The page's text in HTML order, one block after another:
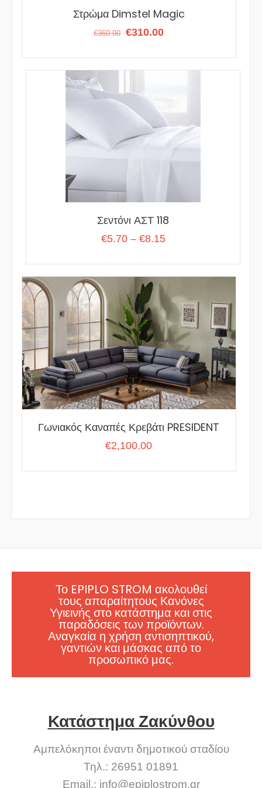
Στρώμα Dimstel Magic
€360.00 Original
€310.00Η
€310.00.
Σεντόνι ΑΣΤ 118
€5.70 – €8.15Price
€8.15
Γωνιακός Καναπές Κρεβάτι PRESIDENT
€2,100.00
Το EPIPLO STROM ακολουθεί
τους απαραίτητους Κανόνες
Υγιεινής στο κατάστημα και στις
παραδόσεις των προϊόντων.
Αναγκαία η χρήση αντισηπτικού,
γαντιών και μάσκας από το
προσωπικό μας.
Κατάστημα Ζακύνθου
Αμπελόκηποι έναντι δημοτικού σταδίου
Τηλ.: 26951 01891
Email.: info@epiplostrom.gr